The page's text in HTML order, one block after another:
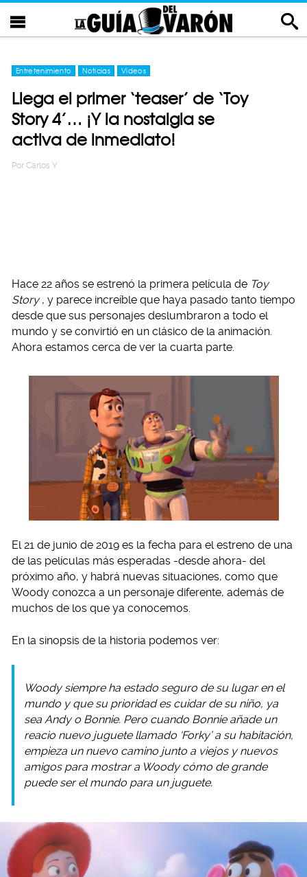
Entretenimiento Noticias Videos
Llega el primer ‘teaser’ de ‘Toy
Story 4’… ¡Y la nostalgia se
activa de inmediato!
Por Carlos Y
Hace 22 años se estrenó la primera película de Toy
Story , y parece increíble que haya pasado tanto tiempo
desde que sus personajes deslumbraron a todo el
mundo y se convirtió en un clásico de la animación.
Ahora estamos cerca de ver la cuarta parte.
El 21 de junio de 2019 es la fecha para el estreno de una
de las películas más esperadas -desde ahora- del
próximo año, y habrá nuevas situaciones, como que
Woody conozca a un personaje diferente, además de
muchos de los que ya conocemos.
En la sinopsis de la historia podemos ver:
Woody siempre ha estado seguro de su lugar en el
mundo y que su prioridad es cuidar de su niño, ya
sea Andy o Bonnie. Pero cuando Bonnie añade un
reacio nuevo juguete llamado ‘Forky’ a su habitación,
empieza un nuevo camino junto a viejos y nuevos
amigos para mostrar a Woody cómo de grande
puede ser el mundo para un juguete.